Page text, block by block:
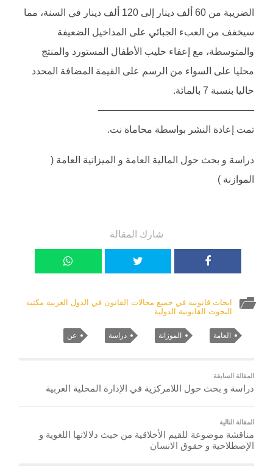
الضريبة من 60 ألف دينار إلى 120 ألف دينار في السنة، مما
سيخفف من العبء الجبائي على المداخيل الضعيفة
والمتوسطة، مع إعفاء حليب الأطفال المستورد والمنتج
محليا على السواء من الرسم على القيمة المضافة المحدد
حاليا بنسبة 7 بالمائة.
————————————————
تمت إعادة النشر بواسطة محاماة نت.
دراسة و بحث حول المالية العامة و الميزانية العامة (
الموازنة )
شارك المقالة
ابحاث قانونية في جميع مجالات القانون في الدول العربية مكتبة
البحوث القانونية الدولية
العامة الموزانة دراسة عن
المقالة السابقة
دراسة و بحث حول اللامركزية في الإدارة المحلية العربية
المقالة التالية
مناقشة موضوعة للقيم الأخلاقية من حيث دلالاتها اللغوية و
الإصطلاحية و حقوق الانسان